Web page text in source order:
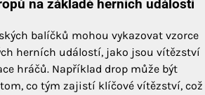
na základě herních událostí
balíčků mohou vykazovat vzorce
herních událostí, jako jsou vítězství
hráčů. Například drop může být
co tým zajistí klíčové vítězství, což